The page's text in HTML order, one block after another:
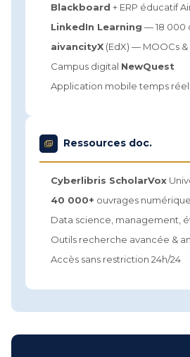
Blackboard + ERP éducatif
LinkedIn Learning — 18 000
aivancityX (EdX) — MOOCs &
Campus digital NewQuest
Application mobile temps réel
Ressources doc.
Cyberlibris ScholarVox
40 000+ ouvrages
Data science, management,
Outils recherche avancée &
Accès sans restriction 24h/24